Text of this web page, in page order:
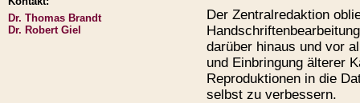
Dr. Thomas Brandt
Dr. Robert Giel
Der Zentralredaktion
darüber hinaus und vor
und Einbringung älterer
Reproduktionen in die
selbst zu verbessern.